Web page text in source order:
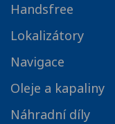
Handsfree
Lokalizátory
Navigace
Oleje a kapaliny
Náhradní díly